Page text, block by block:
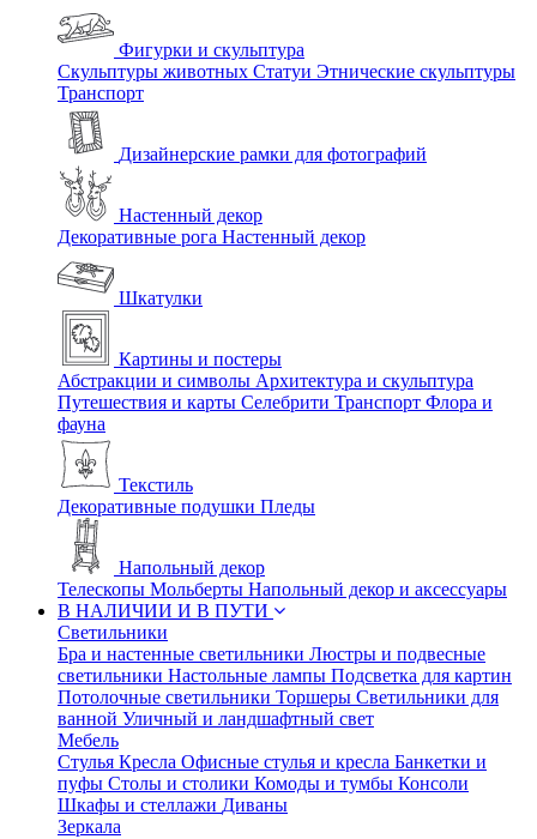
Фигурки и скульптура
Скульптуры животных Статуи Этнические скульптуры
Транспорт
Дизайнерские рамки для фотографий
Настенный декор
Декоративные рога Настенный декор
Шкатулки
Картины и постеры
Абстракции и символы Архитектура и скульптура
Путешествия и карты Селебрити Транспорт Флора и
фауна
Текстиль
Декоративные подушки Пледы
Напольный декор
Телескопы Мольберты Напольный декор и аксессуары
В НАЛИЧИИ И В ПУТИ
Светильники
Бра и настенные светильники Люстры и подвесные
светильники Настольные лампы Подсветка для картин
Потолочные светильники Торшеры Светильники для
ванной Уличный и ландшафтный свет
Мебель
Стулья Кресла Офисные стулья и кресла Банкетки и
пуфы Столы и столики Комоды и тумбы Консоли
Шкафы и стеллажи Диваны
Зеркала